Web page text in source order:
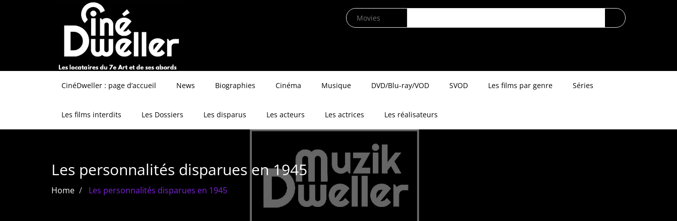
CinéDweller : page d’accueil News Biographies Cinéma Musique DVD/Blu-ray/VOD SVOD Les films par genre Séries
Les films interdits Les Dossiers Les disparus Les acteurs Les actrices Les réalisateurs
Les personnalités disparues en 1945
Home Les personnalités disparues en 1945